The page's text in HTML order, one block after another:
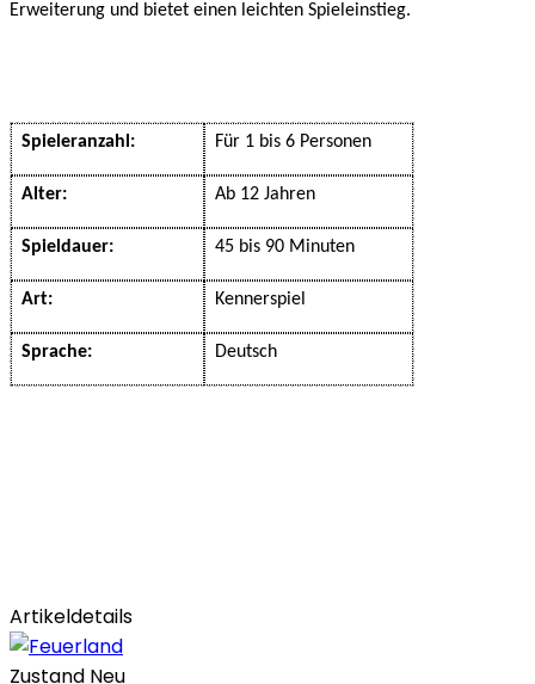
Erweiterung und bietet einen leichten Spieleinstieg.
Spieleranzahl: Für 1 bis 6 Personen
Alter: Ab 12 Jahren
Spieldauer: 45 bis 90 Minuten
Art: Kennerspiel
Sprache: Deutsch
Artikeldetails
Zustand Neu